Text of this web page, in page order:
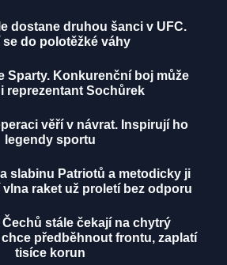
dostane druhou šanci v UFC.
se do polotěžké váhy
Sparty. Konkurenční boj může
reprezentant Sochůrek
věří v návrat. Inspirují ho
legendy sportu
slabinu Patriotů a metodicky ji
vlna raket už proletí bez odporu
stále čekají na chytrý
předběhnout frontu, zaplatí
tisíce korun